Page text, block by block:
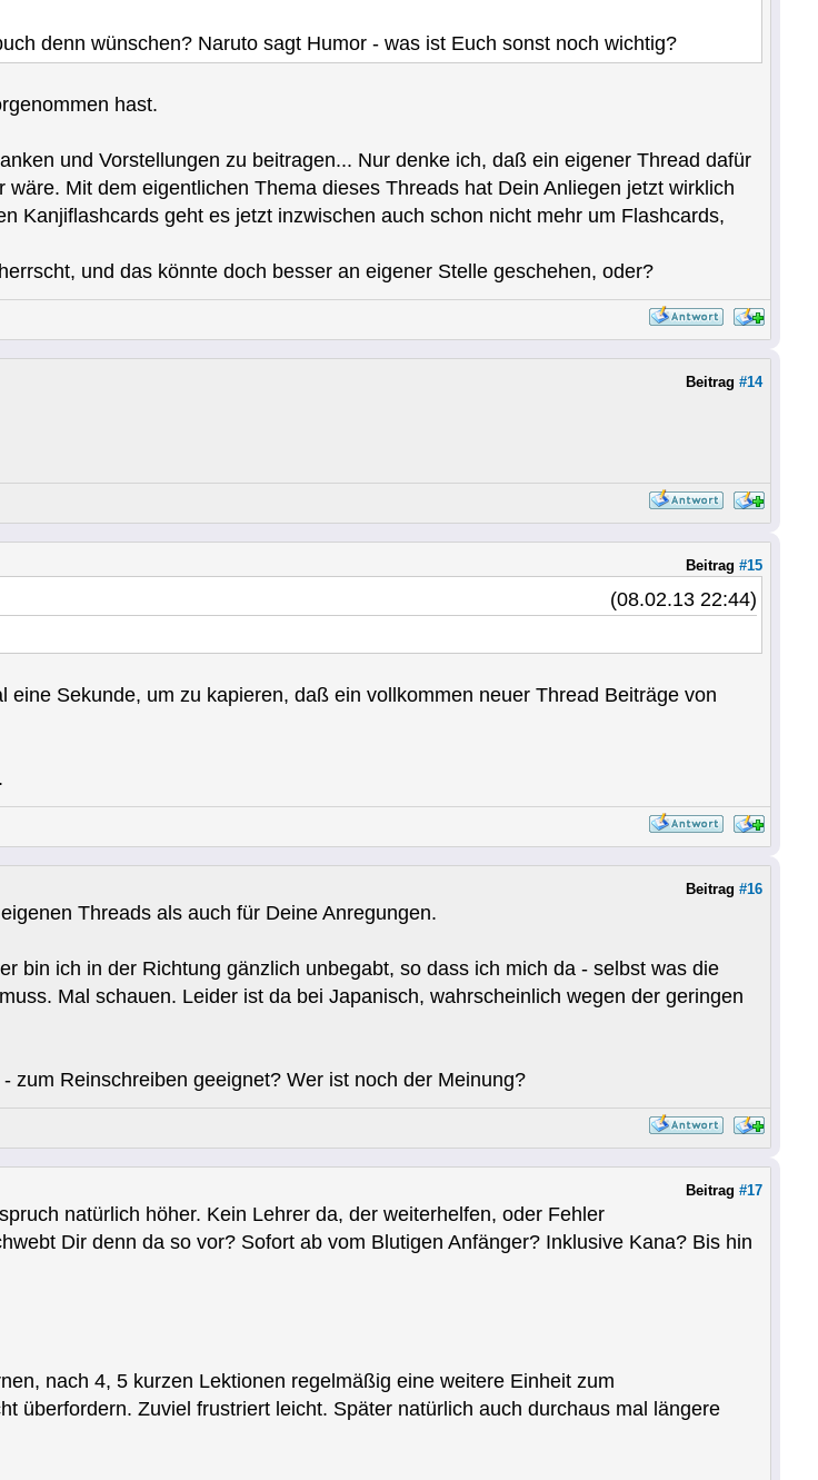
denn wünschen? Naruto sagt Humor - was ist Euch sonst noch wichtig?
hast.
und Vorstellungen zu beitragen... Nur denke ich, daß ein eigener Thread dafür
Mit dem eigentlichen Thema dieses Threads hat Dein Anliegen jetzt wirklich
Kanjiflashcards geht es jetzt inzwischen auch schon nicht mehr um Flashcards,
und das könnte doch besser an eigener Stelle geschehen, oder?
Beitrag #14
Beitrag #15
(08.02.13 22:44)
Sekunde, um zu kapieren, daß ein vollkommen neuer Thread Beiträge von
Beitrag #16
Threads als auch für Deine Anregungen.
bin ich in der Richtung gänzlich unbegabt, so dass ich mich da - selbst was die
Mal schauen. Leider ist da bei Japanisch, wahrscheinlich wegen der geringen
zum Reinschreiben geeignet? Wer ist noch der Meinung?
Beitrag #17
natürlich höher. Kein Lehrer da, der weiterhelfen, oder Fehler
Dir denn da so vor? Sofort ab vom Blutigen Anfänger? Inklusive Kana? Bis hin
nach 4, 5 kurzen Lektionen regelmäßig eine weitere Einheit zum
überfordern. Zuviel frustriert leicht. Später natürlich auch durchaus mal längere